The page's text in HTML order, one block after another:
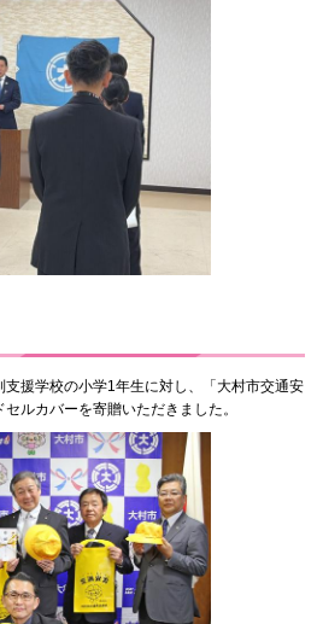
援学校の小学1年生に対し、「大村市交通安
ルカバーを寄贈いただきました。